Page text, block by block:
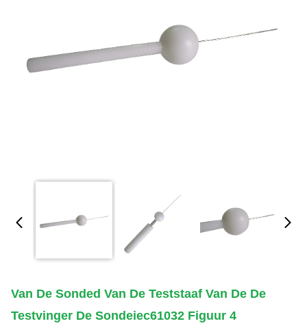
Van De Sonded Van De Teststaaf Van De De
Testvinger De Sondeiec61032 Figuur 4